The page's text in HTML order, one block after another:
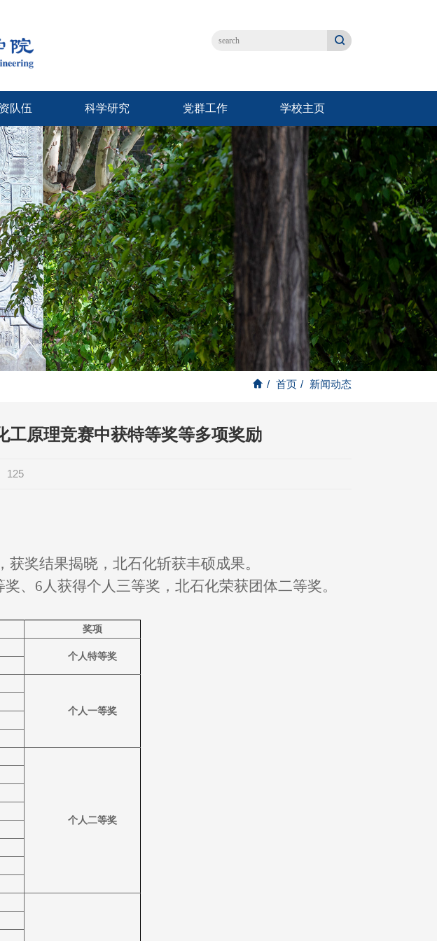
队伍 科学研究 党群工作 学校主页
/ 首页 / 新闻动态
工原理竞赛中获特等奖等多项奖励
125
奖结果揭晓，北石化斩获丰硕成果。
、 6人获得个人三等奖，北石化荣获团体二等奖。
奖项
个人特等奖
个人一等奖
个人二等奖